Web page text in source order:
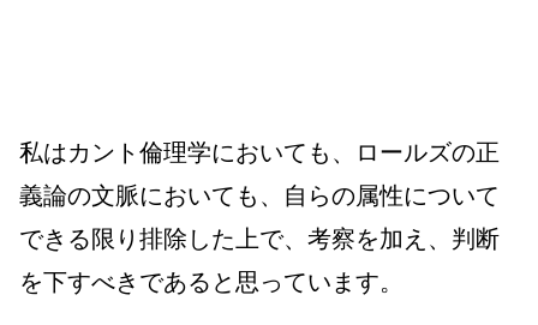
私はカント倫理学においても、ロールズの正
義論の文脈においても、自らの属性について
できる限り排除した上で、考察を加え、判断
を下すべきであると思っています。